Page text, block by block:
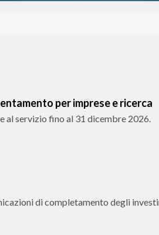
per imprese e ricerca
al servizio fino al 31 dicembre 2026.
di completamento degli